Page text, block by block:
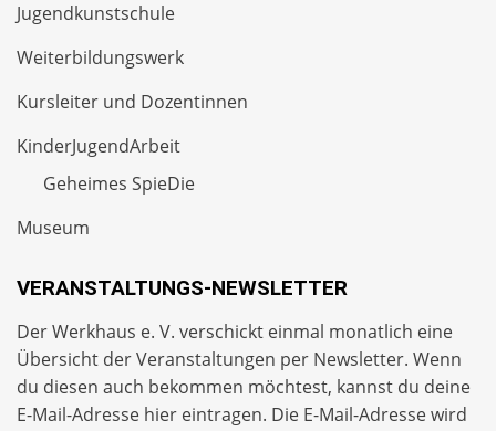
Jugendkunstschule
Weiterbildungswerk
Kursleiter und Dozentinnen
KinderJugendArbeit
Geheimes SpieDie
Museum
VERANSTALTUNGS-NEWSLETTER
Der Werkhaus e. V. verschickt einmal monatlich eine
Übersicht der Veranstaltungen per Newsletter. Wenn
du diesen auch bekommen möchtest, kannst du deine
E-Mail-Adresse hier eintragen. Die E-Mail-Adresse wird